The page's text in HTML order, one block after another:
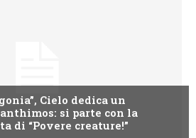
Cielo dedica un
si parte con la
di “Povere creature!”